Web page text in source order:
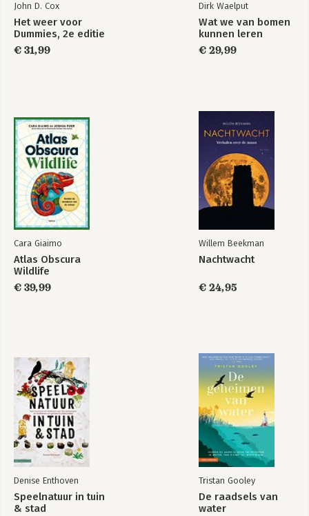
John D. Cox
Het weer voor
Dummies, 2e editie
€ 31,99
Dirk Waelput
Wat we van bomen
kunnen leren
€ 29,99
Cara Giaimo
Atlas Obscura
Wildlife
€ 39,99
Willem Beekman
Nachtwacht
€ 24,95
Denise Enthoven
Speelnatuur in tuin
& stad
Tristan Gooley
De raadsels van
water